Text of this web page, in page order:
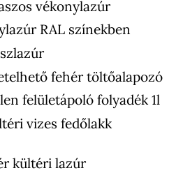
vékonylazúr
RAL színekben
fehér töltőalapozó
felületápoló folyadék 1l
vizes fedőlakk
kültéri lazúr